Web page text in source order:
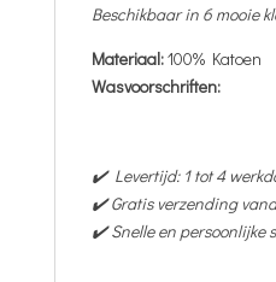
Beschikbaar in 6 mooie
Materiaal:100% Katoen
Wasvoorschriften:
✔️ Levertijd: 1 tot 4
✔️ Gratis verzending
✔️ Snelle en persoonlijke